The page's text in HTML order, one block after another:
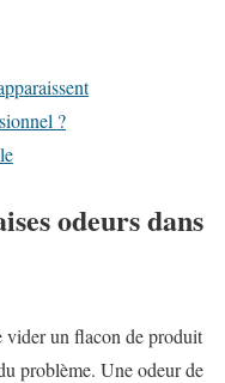
?
odeurs dans
vider un flacon de produit
problème. Une odeur de